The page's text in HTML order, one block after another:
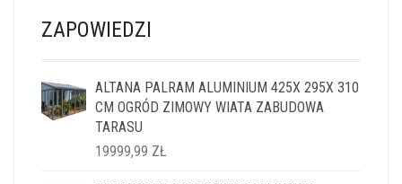
ZAPOWIEDZI
ALTANA PALRAM ALUMINIUM 425X 295X 310
CM OGRÓD ZIMOWY WIATA ZABUDOWA
TARASU
19999,99 ZŁ